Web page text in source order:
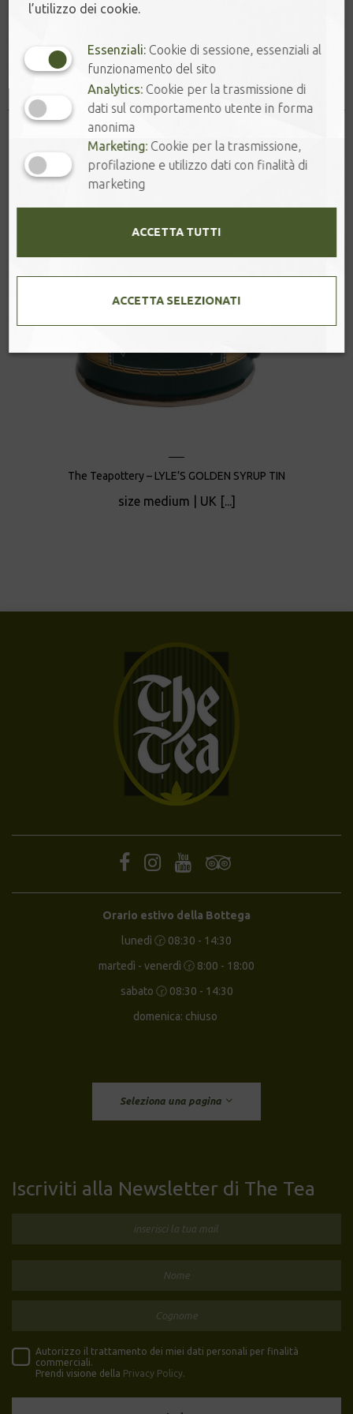
flush
Prodotti correlati
The Teapottery – LYLE’S GOLDEN SYRUP TIN
size medium | UK [...]
Orario estivo della Bottega
lunedì 🕝 08:30 - 14:30
martedì - venerdì 🕝 8:00 - 18:00
sabato 🕝 08:30 - 14:30
domenica: chiuso
Seleziona una pagina
Iscriviti alla Newsletter di The Tea
Autorizzo il trattamento dei miei dati personali per finalità
commerciali.
Prendi visione della Privacy Policy.
l’utilizzo dei cookie.
Essenziali: Cookie di sessione, essenziali al
funzionamento del sito
Analytics: Cookie per la trasmissione di
dati sul comportamento utente in forma
anonima
Marketing: Cookie per la trasmissione,
profilazione e utilizzo dati con finalità di
marketing
ACCETTA TUTTI
ACCETTA SELEZIONATI